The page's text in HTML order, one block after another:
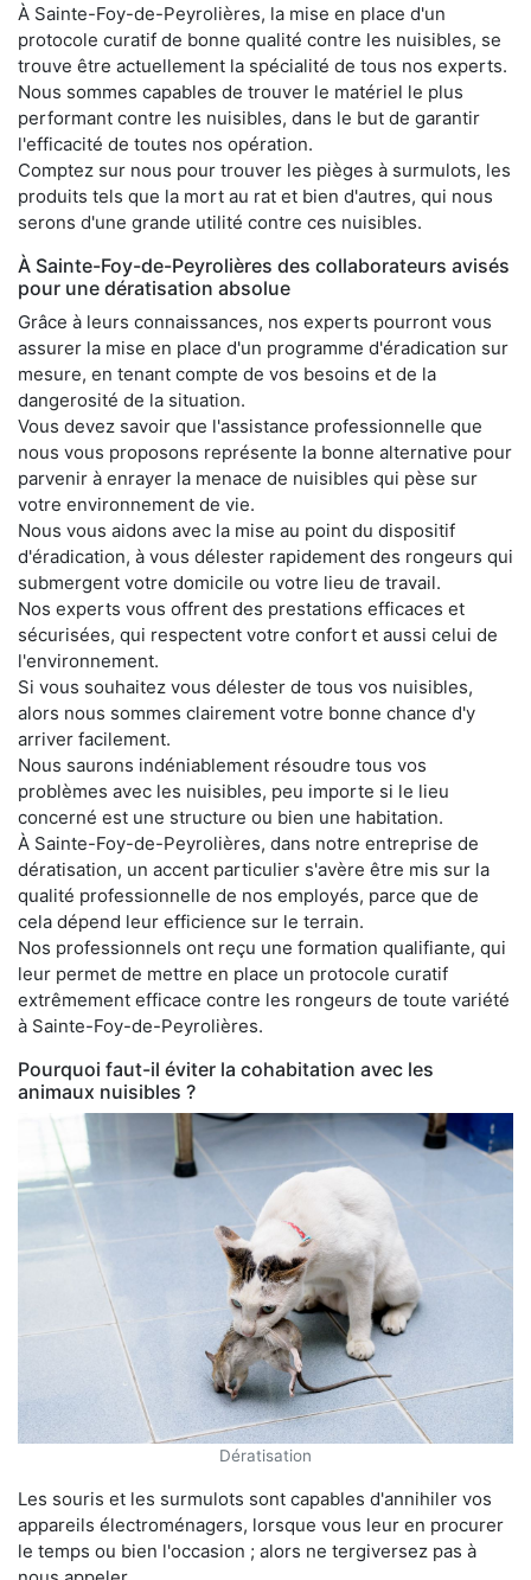
À Sainte-Foy-de-Peyrolières, la mise en place d'un
protocole curatif de bonne qualité contre les nuisibles, se
trouve être actuellement la spécialité de tous nos experts.
Nous sommes capables de trouver le matériel le plus
performant contre les nuisibles, dans le but de garantir
l'efficacité de toutes nos opération.
Comptez sur nous pour trouver les pièges à surmulots, les
produits tels que la mort au rat et bien d'autres, qui nous
serons d'une grande utilité contre ces nuisibles.
À Sainte-Foy-de-Peyrolières des collaborateurs avisés
pour une dératisation absolue
Grâce à leurs connaissances, nos experts pourront vous
assurer la mise en place d'un programme d'éradication sur
mesure, en tenant compte de vos besoins et de la
dangerosité de la situation.
Vous devez savoir que l'assistance professionnelle que
nous vous proposons représente la bonne alternative pour
parvenir à enrayer la menace de nuisibles qui pèse sur
votre environnement de vie.
Nous vous aidons avec la mise au point du dispositif
d'éradication, à vous délester rapidement des rongeurs qui
submergent votre domicile ou votre lieu de travail.
Nos experts vous offrent des prestations efficaces et
sécurisées, qui respectent votre confort et aussi celui de
l'environnement.
Si vous souhaitez vous délester de tous vos nuisibles,
alors nous sommes clairement votre bonne chance d'y
arriver facilement.
Nous saurons indéniablement résoudre tous vos
problèmes avec les nuisibles, peu importe si le lieu
concerné est une structure ou bien une habitation.
À Sainte-Foy-de-Peyrolières, dans notre entreprise de
dératisation, un accent particulier s'avère être mis sur la
qualité professionnelle de nos employés, parce que de
cela dépend leur efficience sur le terrain.
Nos professionnels ont reçu une formation qualifiante, qui
leur permet de mettre en place un protocole curatif
extrêmement efficace contre les rongeurs de toute variété
à Sainte-Foy-de-Peyrolières.
Pourquoi faut-il éviter la cohabitation avec les
animaux nuisibles ?
Dératisation
Les souris et les surmulots sont capables d'annihiler vos
appareils électroménagers, lorsque vous leur en procurer
le temps ou bien l'occasion ; alors ne tergiversez pas à